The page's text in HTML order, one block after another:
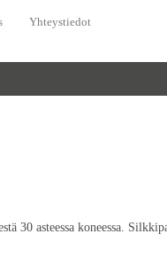
Yhteystiedot
30 asteessa koneessa.